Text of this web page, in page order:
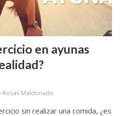
en ayunas
Rosas Maldonado
sin realizar una comida, ¿es